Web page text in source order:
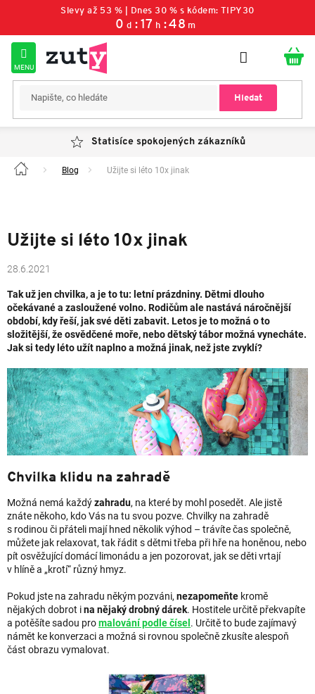
Slevy až 53 % | Dnes 30 % s kódem: TIPY30
0 d :17 h :48 m
Hledat
Statisíce spokojených zákazníků
Domů Blog Užijte si léto 10x jinak
Užijte si léto 10x jinak
28.6.2021
Tak už jen chvilka, a je to tu: letní prázdniny. Dětmi dlouho
očekávané a zasloužené volno. Rodičům ale nastává náročnější
období, kdy řeší, jak své děti zabavit. Letos je to možná o to
složitější, že osvědčené moře, nebo dětský tábor možná vynecháte.
Jak si tedy léto užít naplno a možná jinak, než jste zvyklí?
Chvilka klidu na zahradě
Možná nemá každýzahradu, na které by mohl posedět. Ale jistě
znáte někoho, kdo Vás na tu svou pozve. Chvilky na zahradě
s rodinou či přáteli mají hned několik výhod – trávíte čas společně,
můžete jak relaxovat, tak řádit s dětmi třeba při hře na honěnou, nebo
pít osvěžující domácí limonádu a jen pozorovat, jak se děti vrtají
v hlíně a „krotí“ různý hmyz.
Pokud jste na zahradu někým pozváni, nezapomeňte kromě
nějakých dobrot ina nějaký drobný dárek. Hostitele určitě překvapíte
a potěšíte sadou promalování podle čísel . Určitě to bude zajímavý
námět ke konverzaci a možná si rovnou společně zkusíte alespoň
část obrazu vymalovat.